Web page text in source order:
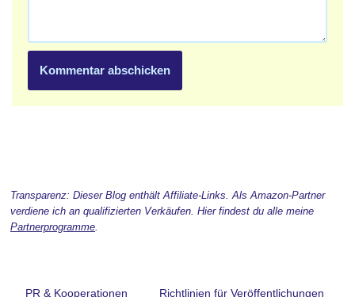
Transparenz: Dieser Blog enthält Affiliate-Links. Als Amazon-Partner
verdiene ich an qualifizierten Verkäufen. Hier findest du alle meine
Partnerprogramme.
PR & Kooperationen Richtlinien für Veröffentlichungen